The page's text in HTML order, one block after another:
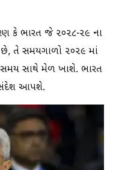
કે ભારત જે ૨૦૨૮-૨૯ ના
છે, તે સમયગાળો ૨૦૨૯ માં
સમય સાથે મેળ ખાશે. ભારત
સંદેશ આપશે.